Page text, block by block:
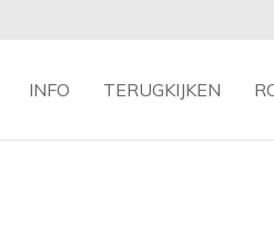
INFO TERUGKIJKEN